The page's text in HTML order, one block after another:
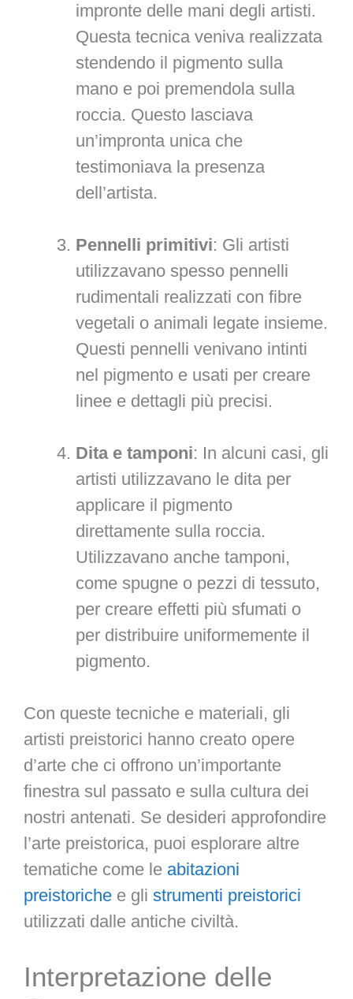
impronte delle mani degli artisti.
Questa tecnica veniva realizzata
stendendo il pigmento sulla
mano e poi premendola sulla
roccia. Questo lasciava
un’impronta unica che
testimoniava la presenza
dell’artista.
Pennelli primitivi: Gli artisti
utilizzavano spesso pennelli
rudimentali realizzati con fibre
vegetali o animali legate insieme.
Questi pennelli venivano intinti
nel pigmento e usati per creare
linee e dettagli più precisi.
Dita e tamponi: In alcuni casi, gli
artisti utilizzavano le dita per
applicare il pigmento
direttamente sulla roccia.
Utilizzavano anche tamponi,
come spugne o pezzi di tessuto,
per creare effetti più sfumati o
per distribuire uniformemente il
pigmento.
Con queste tecniche e materiali, gli
artisti preistorici hanno creato opere
d’arte che ci offrono un’importante
finestra sul passato e sulla cultura dei
nostri antenati. Se desideri approfondire
l’arte preistorica, puoi esplorare altre
tematiche come le abitazioni
preistoriche e gli strumenti preistorici
utilizzati dalle antiche civiltà.
Interpretazione delle